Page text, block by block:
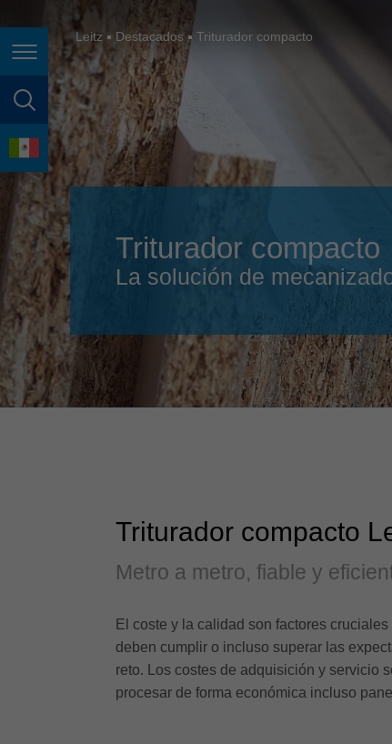
Page navigation
page search
language
France
Japan (日本)
Magyarország
Malaysia
México
Leitz Destacados Triturador compacto
Triturador compacto
La solución de
Triturador compacto
Metro a metro, fiable y
El coste y la calidad son factores
deben cumplir o incluso superar las
reto. Los costes de adquisición y servicio
procesar de forma económica incluso